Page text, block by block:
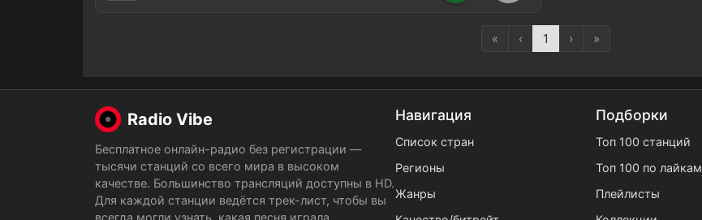
« ‹ 1 › »
Radio Vibe
Бесплатное онлайн-радио без регистрации —
тысячи станций со всего мира в высоком
качестве. Большинство трансляций доступны в HD.
Для каждой станции ведётся трек-лист, чтобы вы
всегда могли узнать, какая песня играла.
Навигация
Список стран
Регионы
Жанры
Подборки
Топ 100 станций
Топ 100 по лайкам
Плейлисты